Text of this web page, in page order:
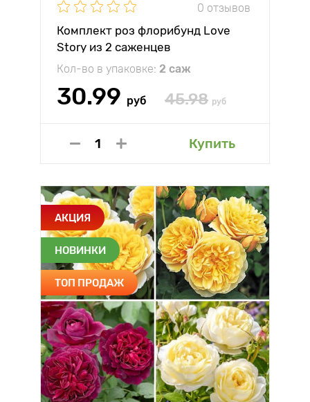
0 отзывов
Комплект роз флорибунд Love
Story из 2 саженцев
Кол-во в упаковке: 2 саж
30.99 руб 45.98 руб
Купить
АКЦИЯ
НОВИНКИ
ТОП ПРОДАЖ